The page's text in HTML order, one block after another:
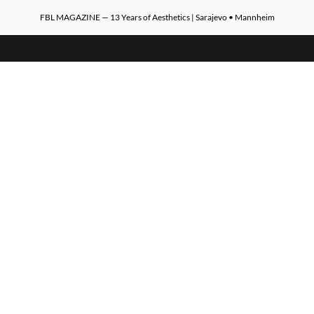
FBL MAGAZINE — 13 Years of Aesthetics | Sarajevo • Mannheim